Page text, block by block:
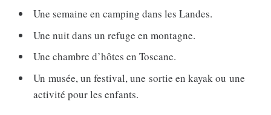
Une semaine en camping dans les Landes.
Une nuit dans un refuge en montagne.
Une chambre d’hôtes en Toscane.
Un musée, un festival, une sortie en kayak ou une
activité pour les enfants.